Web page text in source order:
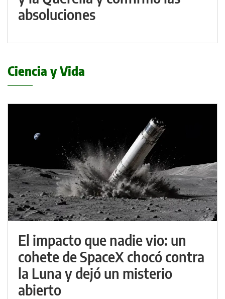
absoluciones
Ciencia y Vida
El impacto que nadie vio: un
cohete de SpaceX chocó contra
la Luna y dejó un misterio
abierto